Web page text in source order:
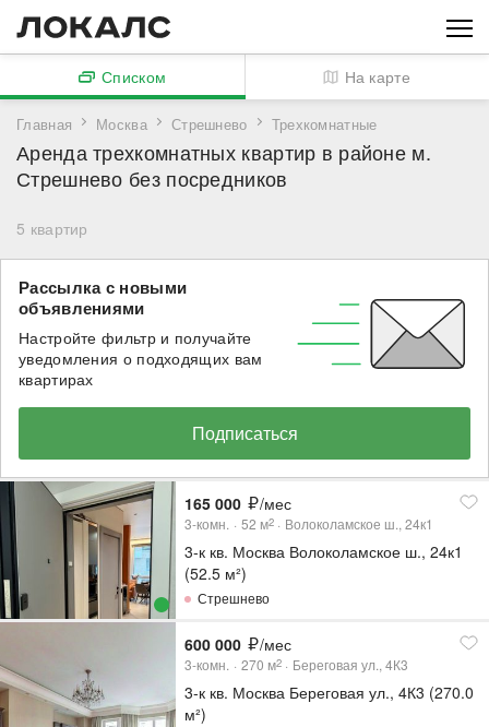
Главная Москва Стрешнево Трехкомнатные
Аренда трехкомнатных квартир в районе м.
Стрешнево без посредников
5 квартир
Списком На карте
Рассылка с новыми
объявлениями
Настройте фильтр и получайте
уведомления о подходящих вам
квартирах
Подписаться
165 000 /мес
3-комн. 52 м2 Волоколамское ш., 24к1
3-к кв. Москва Волоколамское ш., 24к1
(52.5 м²)
Стрешнево
600 000 /мес
3-комн. 270 м2 Береговая ул., 4К3
3-к кв. Москва Береговая ул., 4К3 (270.0
м²)